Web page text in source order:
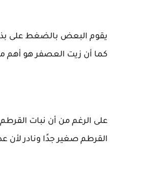
يقوم البعض بالضغط على
كما أن زيت العصفر هو أهم
القرطم صغير جدًا ونادر لأن عددها لا